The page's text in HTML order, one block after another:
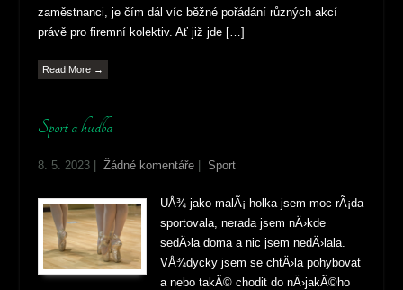
zaměstnanci, je čím dál víc běžné pořádání různých akcí
právě pro firemní kolektiv. Ať již jde […]
Read More →
Sport a hudba
8. 5. 2023 |Žádné komentáře |Sport
UÅ¾ jako malÃ¡ holka jsem moc rÃ¡da
sportovala, nerada jsem nÄ›kde
sedÄ›la doma a nic jsem nedÄ›lala.
VÅ¾dycky jsem se chtÄ›la pohybovat
a nebo takÃ© chodit do nÄ›jakÃ©ho